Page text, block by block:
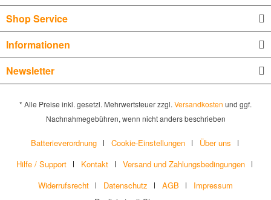
Shop Service
Informationen
Newsletter
* Alle Preise inkl. gesetzl. Mehrwertsteuer zzgl. Versandkosten und ggf.
Nachnahmegebühren, wenn nicht anders beschrieben
Batterieverordnung Cookie-Einstellungen
Über uns
Hilfe / Support
Kontakt
Versand und Zahlungsbedingungen
Widerrufsrecht
Datenschutz AGB
Impressum